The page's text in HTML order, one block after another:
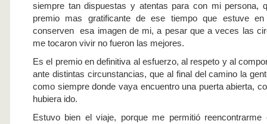
siempre tan dispuestas y atentas para con mi persona,
premio mas gratificante de ese tiempo que estuve
conserven esa imagen de mi, a pesar que a veces las
me tocaron vivir no fueron las mejores.
Es el premio en definitiva al esfuerzo, al respeto y al
ante distintas circunstancias, que al final del camino la
como siempre donde vaya encuentro una puerta abierta,
hubiera ido.
Estuvo bien el viaje, porque me permitió